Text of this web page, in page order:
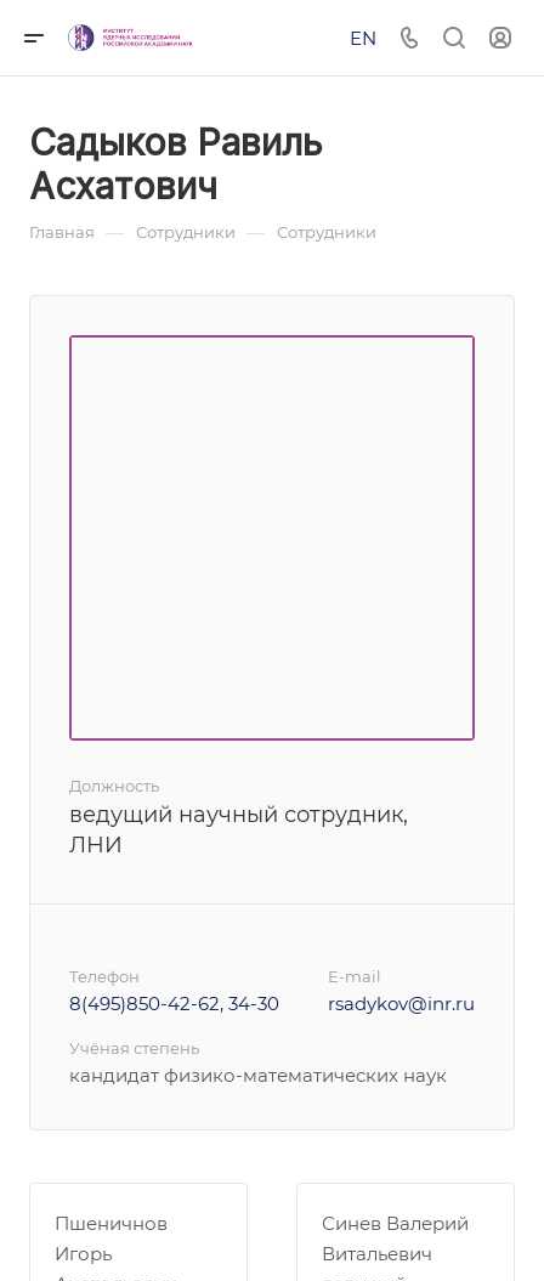
EN
Садыков Равиль
Асхатович
Главная — Сотрудники — Сотрудники
Должность
ведущий научный сотрудник,
ЛНИ
Телефон
8(495)850-42-62, 34-30
E-mail
rsadykov@inr.ru
Учёная степень
кандидат физико-математических наук
Пшеничнов
Игорь
Синев Валерий
Витальевич